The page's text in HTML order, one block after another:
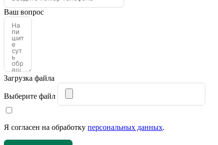
Ваш вопрос
Загрузка файла
Выберите файл
Я согласен на обработку персональных данных.